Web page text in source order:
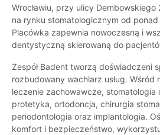
Wrocławiu, przy ulicy Dembowskiego
na rynku stomatologicznym od
Placówka zapewnia nowoczesną i
dentystyczną skierowaną do
Zespół Badent tworzą doświadczeni
rozbudowany wachlarz usług. Wśród
leczenie zachowawcze, stomatologia
protetyka, ortodoncja, chirurgia
periodontologia oraz implantologia.
komfort i bezpieczeństwo,